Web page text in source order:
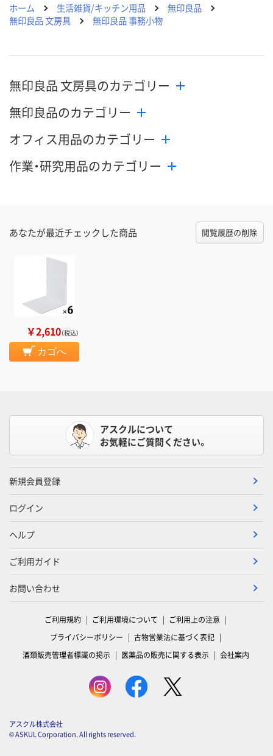
ホーム
生活雑貨/キッチン用品
無印良品
無印良品 文房具
無印良品 事務小物
無印良品 文房具のカテゴリー
無印良品のカテゴリー
オフィス用品のカテゴリー
作業・研究用品のカテゴリー
あなたが最近チェックした商品 閲覧履歴の削除
￥2,610（税込）
カゴへ
アスクルについて
お気軽にご質問ください。
新規会員登録
ログイン
ヘルプ
ご利用ガイド
お問い合わせ
ご利用規約 ご利用環境について
ご利用上の注意
プライバシーポリシー
古物営業法に基づく表記
酒類販売管理者標識の掲示
医薬品の販売に関する表示 会社案内
アスクル株式会社
© ASKUL Corporation. All rights reserved.